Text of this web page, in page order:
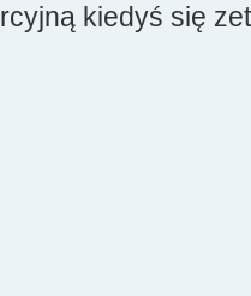
kiedyś się